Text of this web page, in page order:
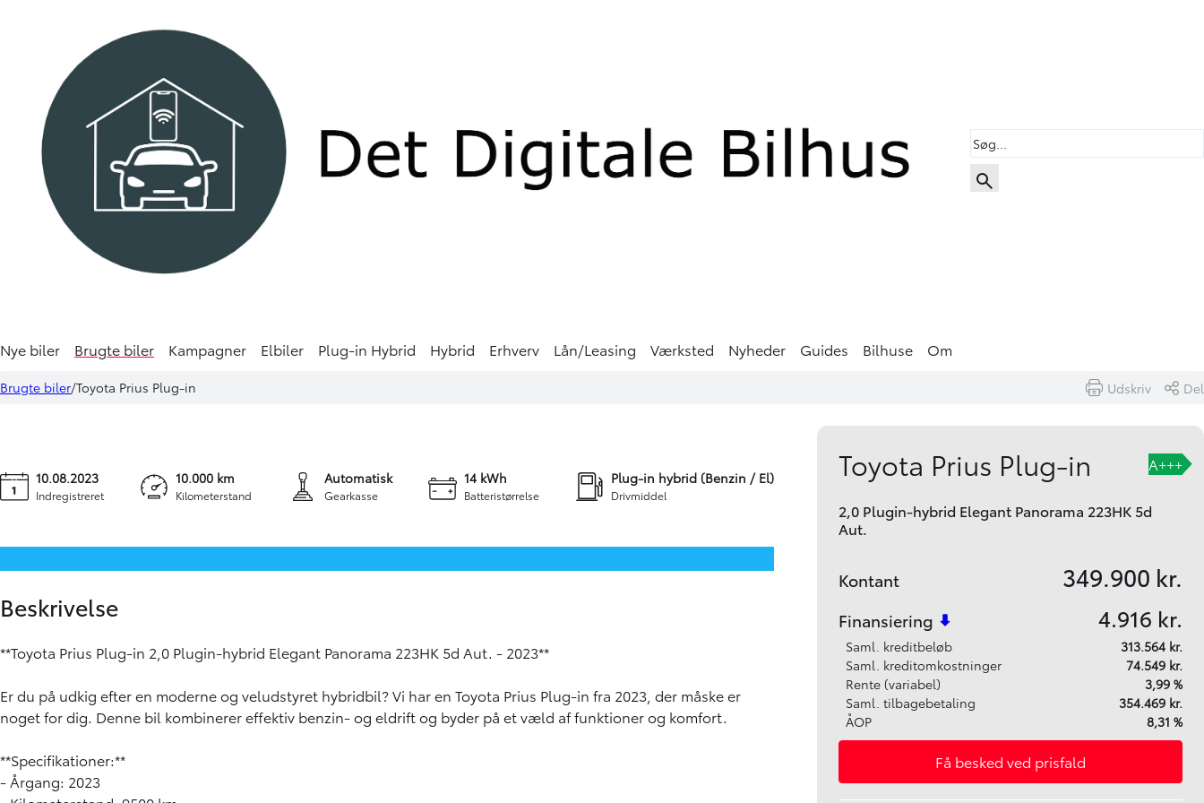
Nye biler Brugte biler Kampagner Elbiler Plug-in Hybrid Hybrid Erhverv Lån/Leasing Værksted Nyheder Guides Bilhuse Om
Toyota Prius Plug-in
2,0 Plugin-hybrid Elegant Panorama 223HK 5d Aut.
Beregn byttepris
Brugte biler Toyota Prius Plug-in Udskriv Del
Indregistreret
10.08.2023
Kilometerstand
10.000 km
Gearkasse
Automatisk
Batteristørrelse
14 kWh
Drivmiddel
Plug-in hybrid (Benzin / El)
Beskrivelse
**Toyota Prius Plug-in 2,0 Plugin-hybrid Elegant Panorama 223HK 5d Aut. - 2023**
Er du på udkig efter en moderne og veludstyret hybridbil? Vi har en Toyota Prius Plug-in fra 2023, der måske er
noget for dig. Denne bil kombinerer effektiv benzin- og eldrift og byder på et væld af funktioner og komfort.
**Specifikationer:**
- Årgang: 2023
Toyota Prius Plug-in
2,0 Plugin-hybrid Elegant Panorama 223HK 5d
Aut.
A+++
Kontant 349.900 kr.
Finansiering 4.916 kr.
Saml. kreditbeløb
313.564 kr.
Saml. kreditomkostninger
74.549 kr.
Rente (variabel)
3,99 %
Saml. tilbagebetaling
354.469 kr.
ÅOP
8,31 %
Få besked ved prisfald